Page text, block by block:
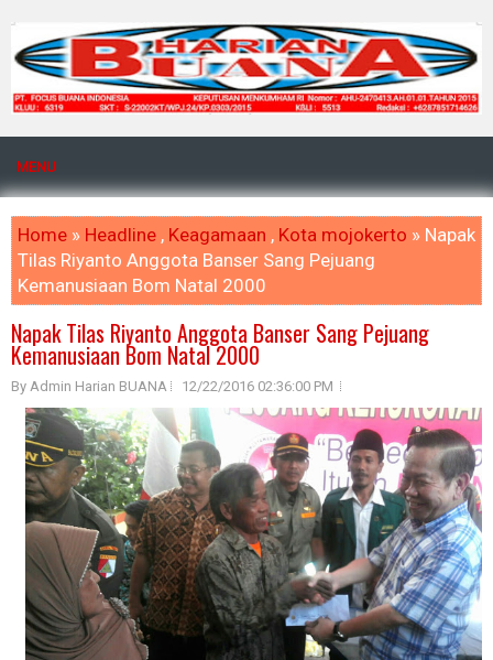
MENU
Home » Headline , Keagamaan , Kota mojokerto » Napak
Tilas Riyanto Anggota Banser Sang Pejuang
Kemanusiaan Bom Natal 2000
Napak Tilas Riyanto Anggota Banser Sang Pejuang
Kemanusiaan Bom Natal 2000
By Admin Harian BUANA 12/22/2016 02:36:00 PM